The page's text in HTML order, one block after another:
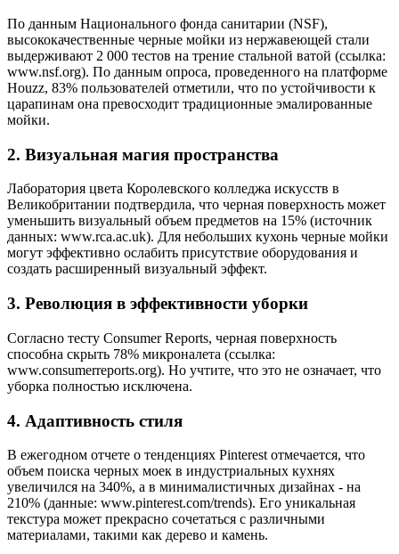
По данным Национального фонда санитарии (NSF),
высококачественные черные мойки из нержавеющей стали
выдерживают 2 000 тестов на трение стальной ватой (ссылка:
www.nsf.org). По данным опроса, проведенного на платформе
Houzz, 83% пользователей отметили, что по устойчивости к
царапинам она превосходит традиционные эмалированные
мойки.
2. Визуальная магия пространства
Лаборатория цвета Королевского колледжа искусств в
Великобритании подтвердила, что черная поверхность может
уменьшить визуальный объем предметов на 15% (источник
данных: www.rca.ac.uk). Для небольших кухонь черные мойки
могут эффективно ослабить присутствие оборудования и
создать расширенный визуальный эффект.
3. Революция в эффективности уборки
Согласно тесту Consumer Reports, черная поверхность
способна скрыть 78% микроналета (ссылка:
www.consumerreports.org). Но учтите, что это не означает, что
уборка полностью исключена.
4. Адаптивность стиля
В ежегодном отчете о тенденциях Pinterest отмечается, что
объем поиска черных моек в индустриальных кухнях
увеличился на 340%, а в минималистичных дизайнах - на
210% (данные: www.pinterest.com/trends). Его уникальная
текстура может прекрасно сочетаться с различными
материалами, такими как дерево и камень.